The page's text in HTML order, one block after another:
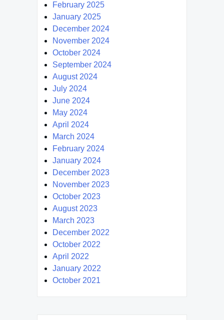
February 2025
January 2025
December 2024
November 2024
October 2024
September 2024
August 2024
July 2024
June 2024
May 2024
April 2024
March 2024
February 2024
January 2024
December 2023
November 2023
October 2023
August 2023
March 2023
December 2022
October 2022
April 2022
January 2022
October 2021